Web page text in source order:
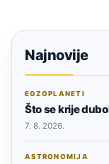
Najnovije
EGZOPLANETI
Što se krije
7. 8. 2026.
ASTRONOMIJA